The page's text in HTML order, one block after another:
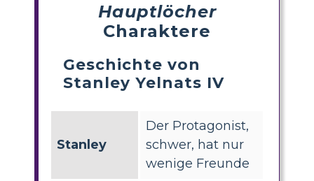
Hauptlöcher
Charaktere
Geschichte von
Stanley Yelnats IV
Stanley
Der Protagonist,
schwer, hat nur
wenige Freunde